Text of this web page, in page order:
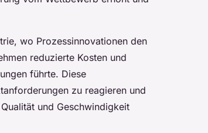
wo Prozessinnovationen den
reduzierte Kosten und
führte. Diese
zu reagieren und
und Geschwindigkeit